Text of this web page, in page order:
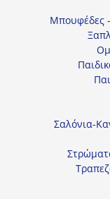
Μπουφέδες -
Σαλόνια-